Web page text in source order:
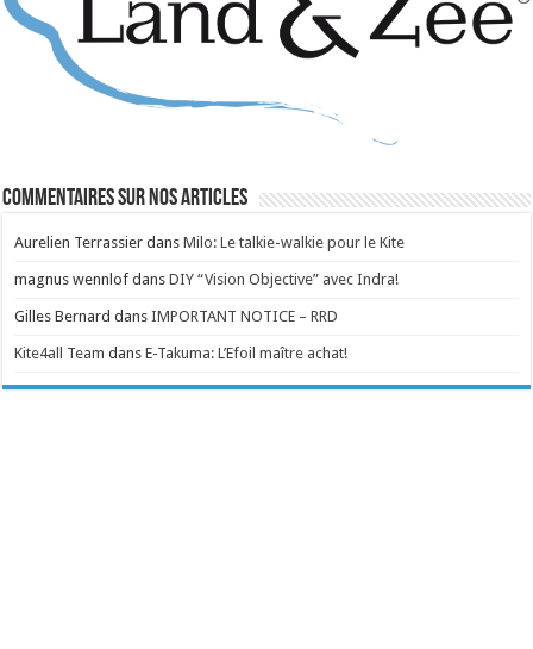
Commentaires sur nos articles
Aurelien Terrassier dansMilo: Le talkie-walkie pour le Kite
magnus wennlof dansDIY “Vision Objective” avec Indra!
Gilles Bernard dansIMPORTANT NOTICE – RRD
Kite4all Team dansE-Takuma: L’Efoil maître achat!